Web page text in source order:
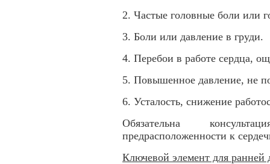
2. Частые головные боли или
3. Боли или давление в груди.
4. Перебои в работе сердца,
5. Повышенное давление, не
6. Усталость, снижение
Обязательна
предрасположенности к
Ключевой элемент для ранней